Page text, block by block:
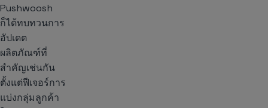
Pushwoosh
ก็ได้ทบทวนการ
อัปเดต
ผลิตภัณฑ์ที่
สำคัญเช่นกัน
ตั้งแต่ฟีเจอร์การ
แบ่งกลุ่มลูกค้า